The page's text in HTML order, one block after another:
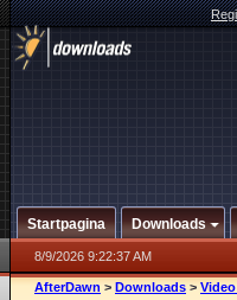
Startpagina Downloads
8/9/2026 9:22:37 AM
AfterDawn > Downloads >